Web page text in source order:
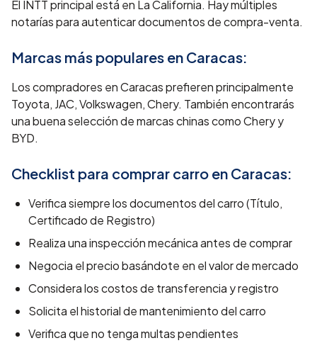
El INTT principal está en La California. Hay múltiples
notarías para autenticar documentos de compra-venta.
Marcas más populares en Caracas:
Los compradores en Caracas prefieren principalmente
Toyota, JAC, Volkswagen, Chery. También encontrarás
una buena selección de marcas chinas como Chery y
BYD.
Checklist para comprar carro en Caracas:
Verifica siempre los documentos del carro (Título,
Certificado de Registro)
Realiza una inspección mecánica antes de comprar
Negocia el precio basándote en el valor de mercado
Considera los costos de transferencia y registro
Solicita el historial de mantenimiento del carro
Verifica que no tenga multas pendientes